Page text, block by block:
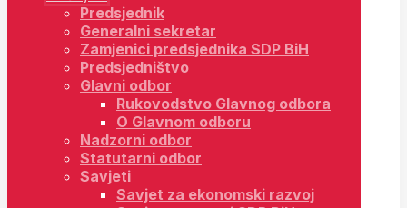
Predsjednik
Generalni sekretar
Zamjenici predsjednika SDP BiH
Predsjedništvo
Glavni odbor
Rukovodstvo Glavnog odbora
O Glavnom odboru
Nadzorni odbor
Statutarni odbor
Savjeti
Savjet za ekonomski razvoj